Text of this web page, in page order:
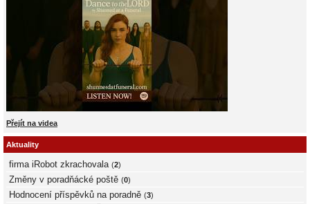
Přejít na videa
Aktuality
firma iRobot zkrachovala (2)
Změny v poradňácké poště (0)
Hodnocení příspěvků na poradně (3)